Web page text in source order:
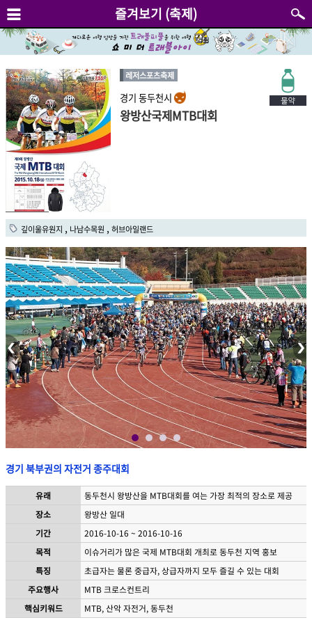
즐겨보기 (축제)
레저스포츠축제
경기 동두천시
왕방산국제MTB대회
깊이울유원지 , 나남수목원 , 허브아일랜드
유래
동두천시 왕방산을 MTB대회를 여는 가장 최적의 장소로 제공
장소
왕방산 일대
기간
2016-10-16 ~ 2016-10-16
목적
이슈거리가 많은 국제 MTB대회 개최로 동두천 지역 홍보
특징
초급자는 물론 중급자, 상급자까지 모두 즐길 수 있는 대회
주요행사
MTB 크로스컨트리
핵심키워드
MTB, 산악 자전거, 동두천